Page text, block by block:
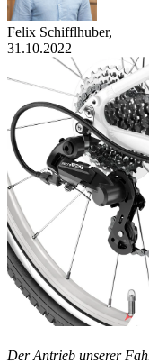
Felix Schifflhuber,
31.10.2022
Der Antrieb unserer